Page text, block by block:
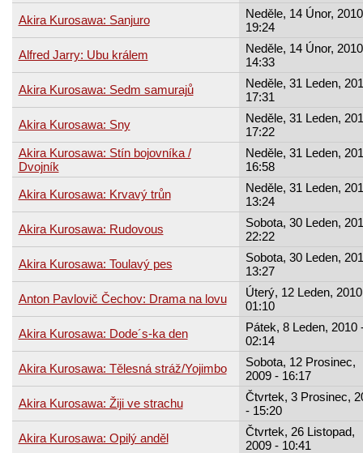
Akira Kurosawa: Sanjuro
Neděle, 14 Únor,
19:24
Alfred Jarry: Ubu králem
Neděle, 14 Únor,
14:33
Akira Kurosawa: Sedm samurajů
Neděle, 31 Leden,
17:31
Akira Kurosawa: Sny
Neděle, 31 Leden,
17:22
Akira Kurosawa: Stín bojovníka /
Dvojník
Neděle, 31 Leden,
16:58
Akira Kurosawa: Krvavý trůn
Neděle, 31 Leden,
13:24
Akira Kurosawa: Rudovous
Sobota, 30 Leden,
22:22
Akira Kurosawa: Toulavý pes
Sobota, 30 Leden,
13:27
Anton Pavlovič Čechov: Drama na lovu
Úterý, 12 Leden,
01:10
Akira Kurosawa: Dode´s-ka den
Pátek, 8 Leden, 2010
02:14
Akira Kurosawa: Tělesná stráž/Yojimbo
Sobota, 12 Prosinec,
2009 - 16:17
Akira Kurosawa: Žiji ve strachu
Čtvrtek, 3 Prosinec,
- 15:20
Akira Kurosawa: Opilý anděl
Čtvrtek, 26 Listopad,
2009 - 10:41